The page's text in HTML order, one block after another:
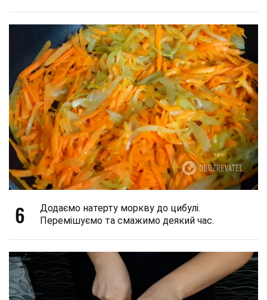
6
Додаємо натерту моркву до цибулі.
Перемішуємо та смажимо деякий час.